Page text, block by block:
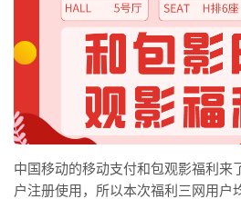
中国移动的移动支付和包观影福利来
户注册使用，所以本次福利三网用户